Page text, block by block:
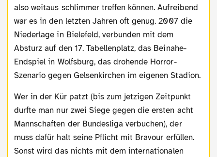
also weitaus schlimmer treffen können. Aufreibend
war es in den letzten Jahren oft genug. 2007 die
Niederlage in Bielefeld, verbunden mit dem
Absturz auf den 17. Tabellenplatz, das Beinahe-
Endspiel in Wolfsburg, das drohende Horror-
Szenario gegen Gelsenkirchen im eigenen Stadion.
Wer in der Kür patzt (bis zum jetzigen Zeitpunkt
durfte man nur zwei Siege gegen die ersten acht
Mannschaften der Bundesliga verbuchen), der
muss dafür halt seine Pflicht mit Bravour erfüllen.
Sonst wird das nichts mit dem internationalen